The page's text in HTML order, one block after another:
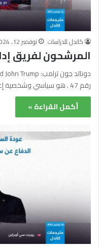
كاندل للدراسات نوفمبر 12, 2024
المرشحون لفريق
رقم 47 . هو سياسي وشخصية إعلامية ورجل أعمال أمريكي…
أكمل القراءة »